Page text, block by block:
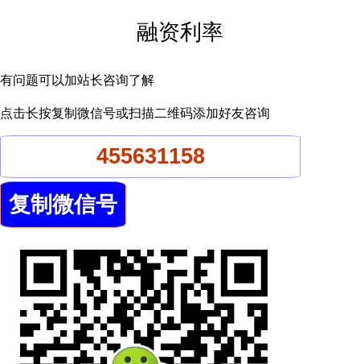
融资利率
有问题可以加站长咨询了解
点击长按复制微信号或扫描二维码添加好友咨询